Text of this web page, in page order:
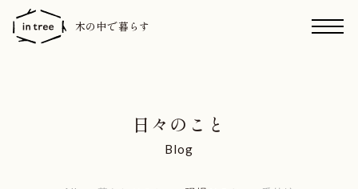
木の中で暮らす
日々のこと
Blog